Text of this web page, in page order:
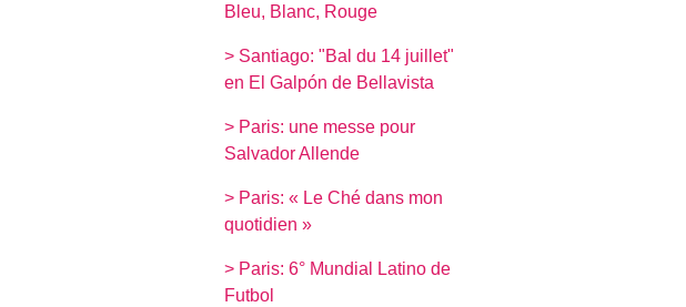
Bleu, Blanc, Rouge
> Santiago: "Bal du 14 juillet"
en El Galpón de Bellavista
> Paris: une messe pour
Salvador Allende
> Paris: « Le Ché dans mon
quotidien »
> Paris: 6° Mundial Latino de
Futbol